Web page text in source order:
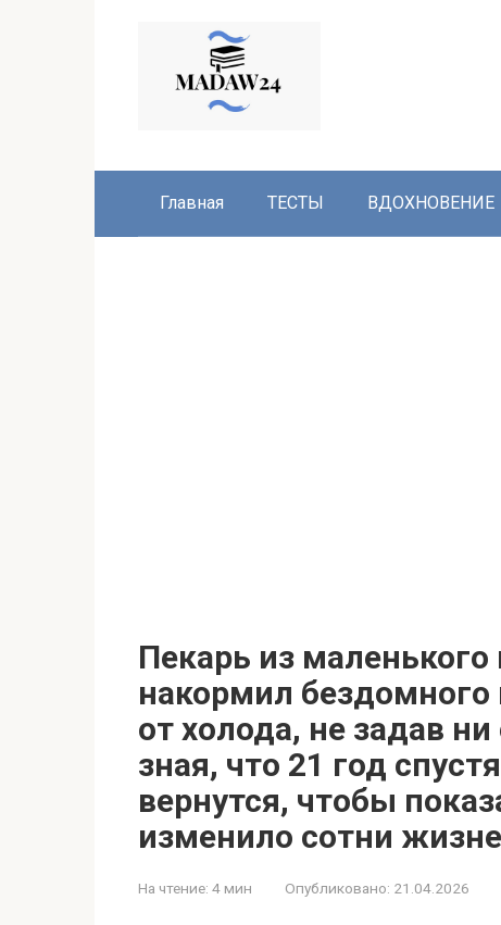
Главная ТЕСТЫ ВДОХНОВЕНИЕ
Пекарь из
накормил
от холода, не задав
зная, что 21 год
вернутся, чтобы
изменило сотни
На чтение: 4 мин Опубликовано: 21.04.2026